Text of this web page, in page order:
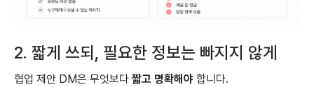
2. 짧게 쓰되, 필요한 정보는 빠지지 않게
협업 제안 DM은 무엇보다 짧고 명확해야 합니다.